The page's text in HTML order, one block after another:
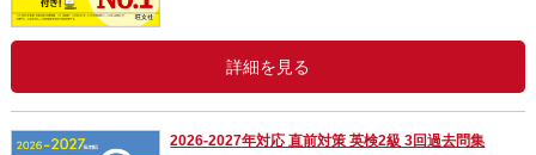
詳細を見る
2026-2027年対応 直前対策 英検2級 3回過去問集